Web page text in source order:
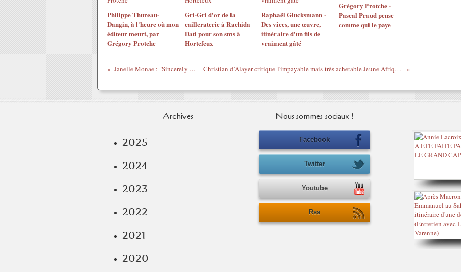
Philippe Thureau-
Dangin, à l'heure où mon
éditeur meurt, par
Grégory Protche
Gri-Gri d'or de la
cailleraterie à Rachida
Dati pour son sms à
Hortefeux
Raphaël Glucksmann -
Des vices, une œuvre,
itinéraire d'un fils de
vraiment gâté
Grégory Protche -
Pascal Praud pense
comme qui le paye
Janelle Monae : "Sincerely Jane" Christian d'Alayer critique l'impayable mais très achetable Jeune Afrique, part 2
Archives
2025
2024
2023
2022
2021
2020
Nous sommes sociaux !
Facebook
Twitter
Youtube
Rss